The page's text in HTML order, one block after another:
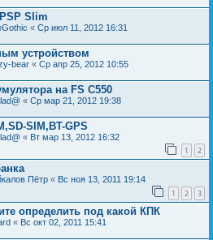
Slim
« Ср июл 11, 2012 16:31
устройством
bear « Ср апр 25, 2012 10:55
на FS C550
« Ср мар 21, 2012 19:38
SIM,BT-GPS
« Вт мар 13, 2012 16:32
1 2
Пётр « Вс ноя 13, 2011 19:14
1 2 3
определить под какой КПК
« Вс окт 02, 2011 15:41